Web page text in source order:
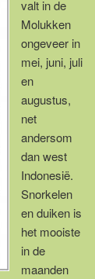
valt in de
Molukken
ongeveer in
mei, juni, juli
en
augustus,
net
andersom
dan west
Indonesië.
Snorkelen
en duiken is
het mooiste
in de
maanden